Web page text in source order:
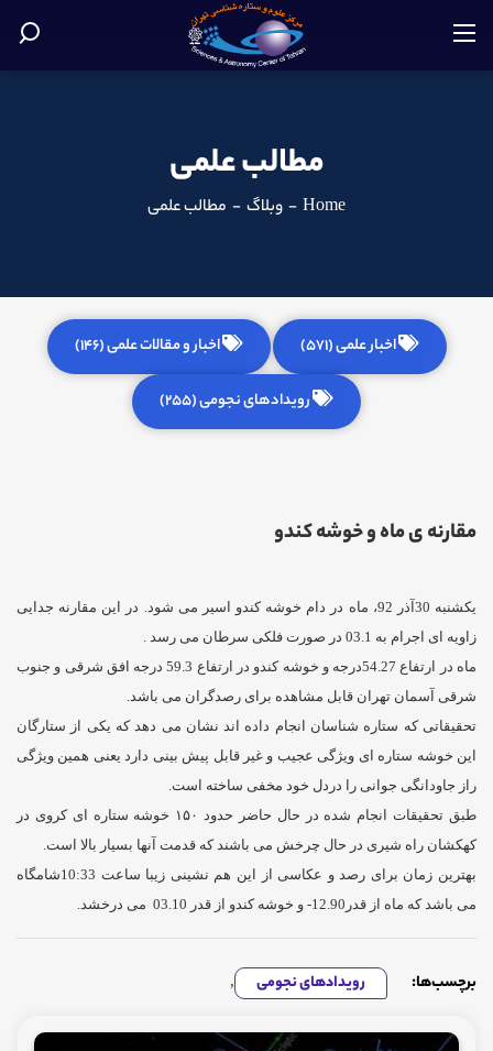
مطالب علمی
Home
- وبلاگ - مطالب علمی
اخبار علمی (571) اخبار و مقالات علمی (146)
رویدادهای نجومی (255)
مقارنه ی ماه و خوشه کندو
یکشنبه 30آذر 92، ماه در دام خوشه کندو اسیر می شود. در این مقارنه جدایی
زاویه ای اجرام به 03.1 در صورت فلکی سرطان می رسد .
ماه در ارتفاع 54.27درجه و خوشه کندو در ارتفاع 59.3 درجه افق شرقی و جنوب
شرقی آسمان تهران قابل مشاهده برای رصدگران می باشد.
تحقیقاتی که ستاره شناسان انجام داده اند نشان می دهد که یکی از ستارگان
این خوشه ستاره ای ویژگی عجیب و غیر قابل پیش بینی دارد یعنی همین ویژگی
راز جاودانگی جوانی را دردل خود مخفی ساخته است.
طبق تحقیقات انجام شده در حال حاضر حدود ۱۵۰ خوشه ستاره ای کروی در
کهکشان راه شیری در حال چرخش می باشند که قدمت آنها بسیار بالا است.
بهترین زمان برای رصد و عکاسی از این هم نشینی زیبا ساعت 10:33شامگاه
می باشد که ماه از قدر12.90- و خوشه کندو از قدر 03.10 می درخشد.
برچسب‌ها: رویدادهای نجومی ,